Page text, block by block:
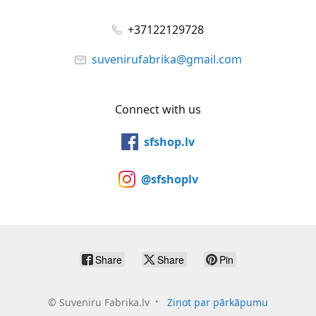
+37122129728
suvenirufabrika@gmail.com
Connect with us
sfshop.lv
@sfshoplv
Share Share Pin
© Suveniru Fabrika.lv Ziņot par pārkāpumu